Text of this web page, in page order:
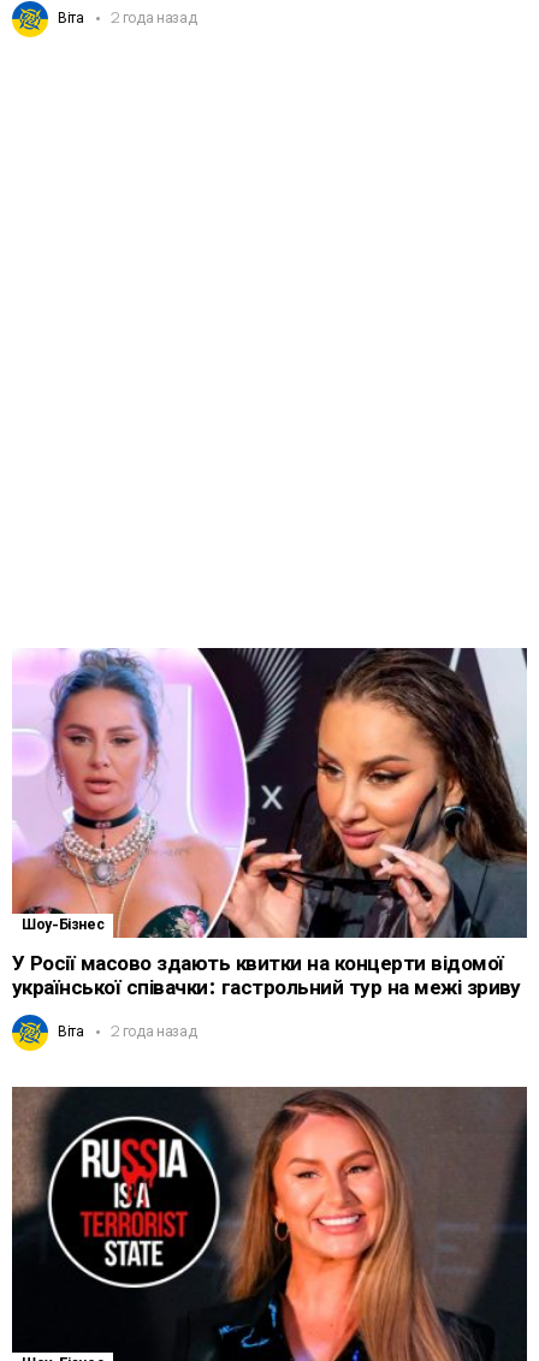
Віта 2 года назад
Шоу-Бізнес
У Росії масово здають квитки на концерти відомої
української співачки: гастрольний тур на межі зриву
Віта 2 года назад